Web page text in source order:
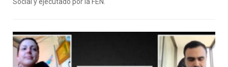
Social y ejecutado por la FEN.